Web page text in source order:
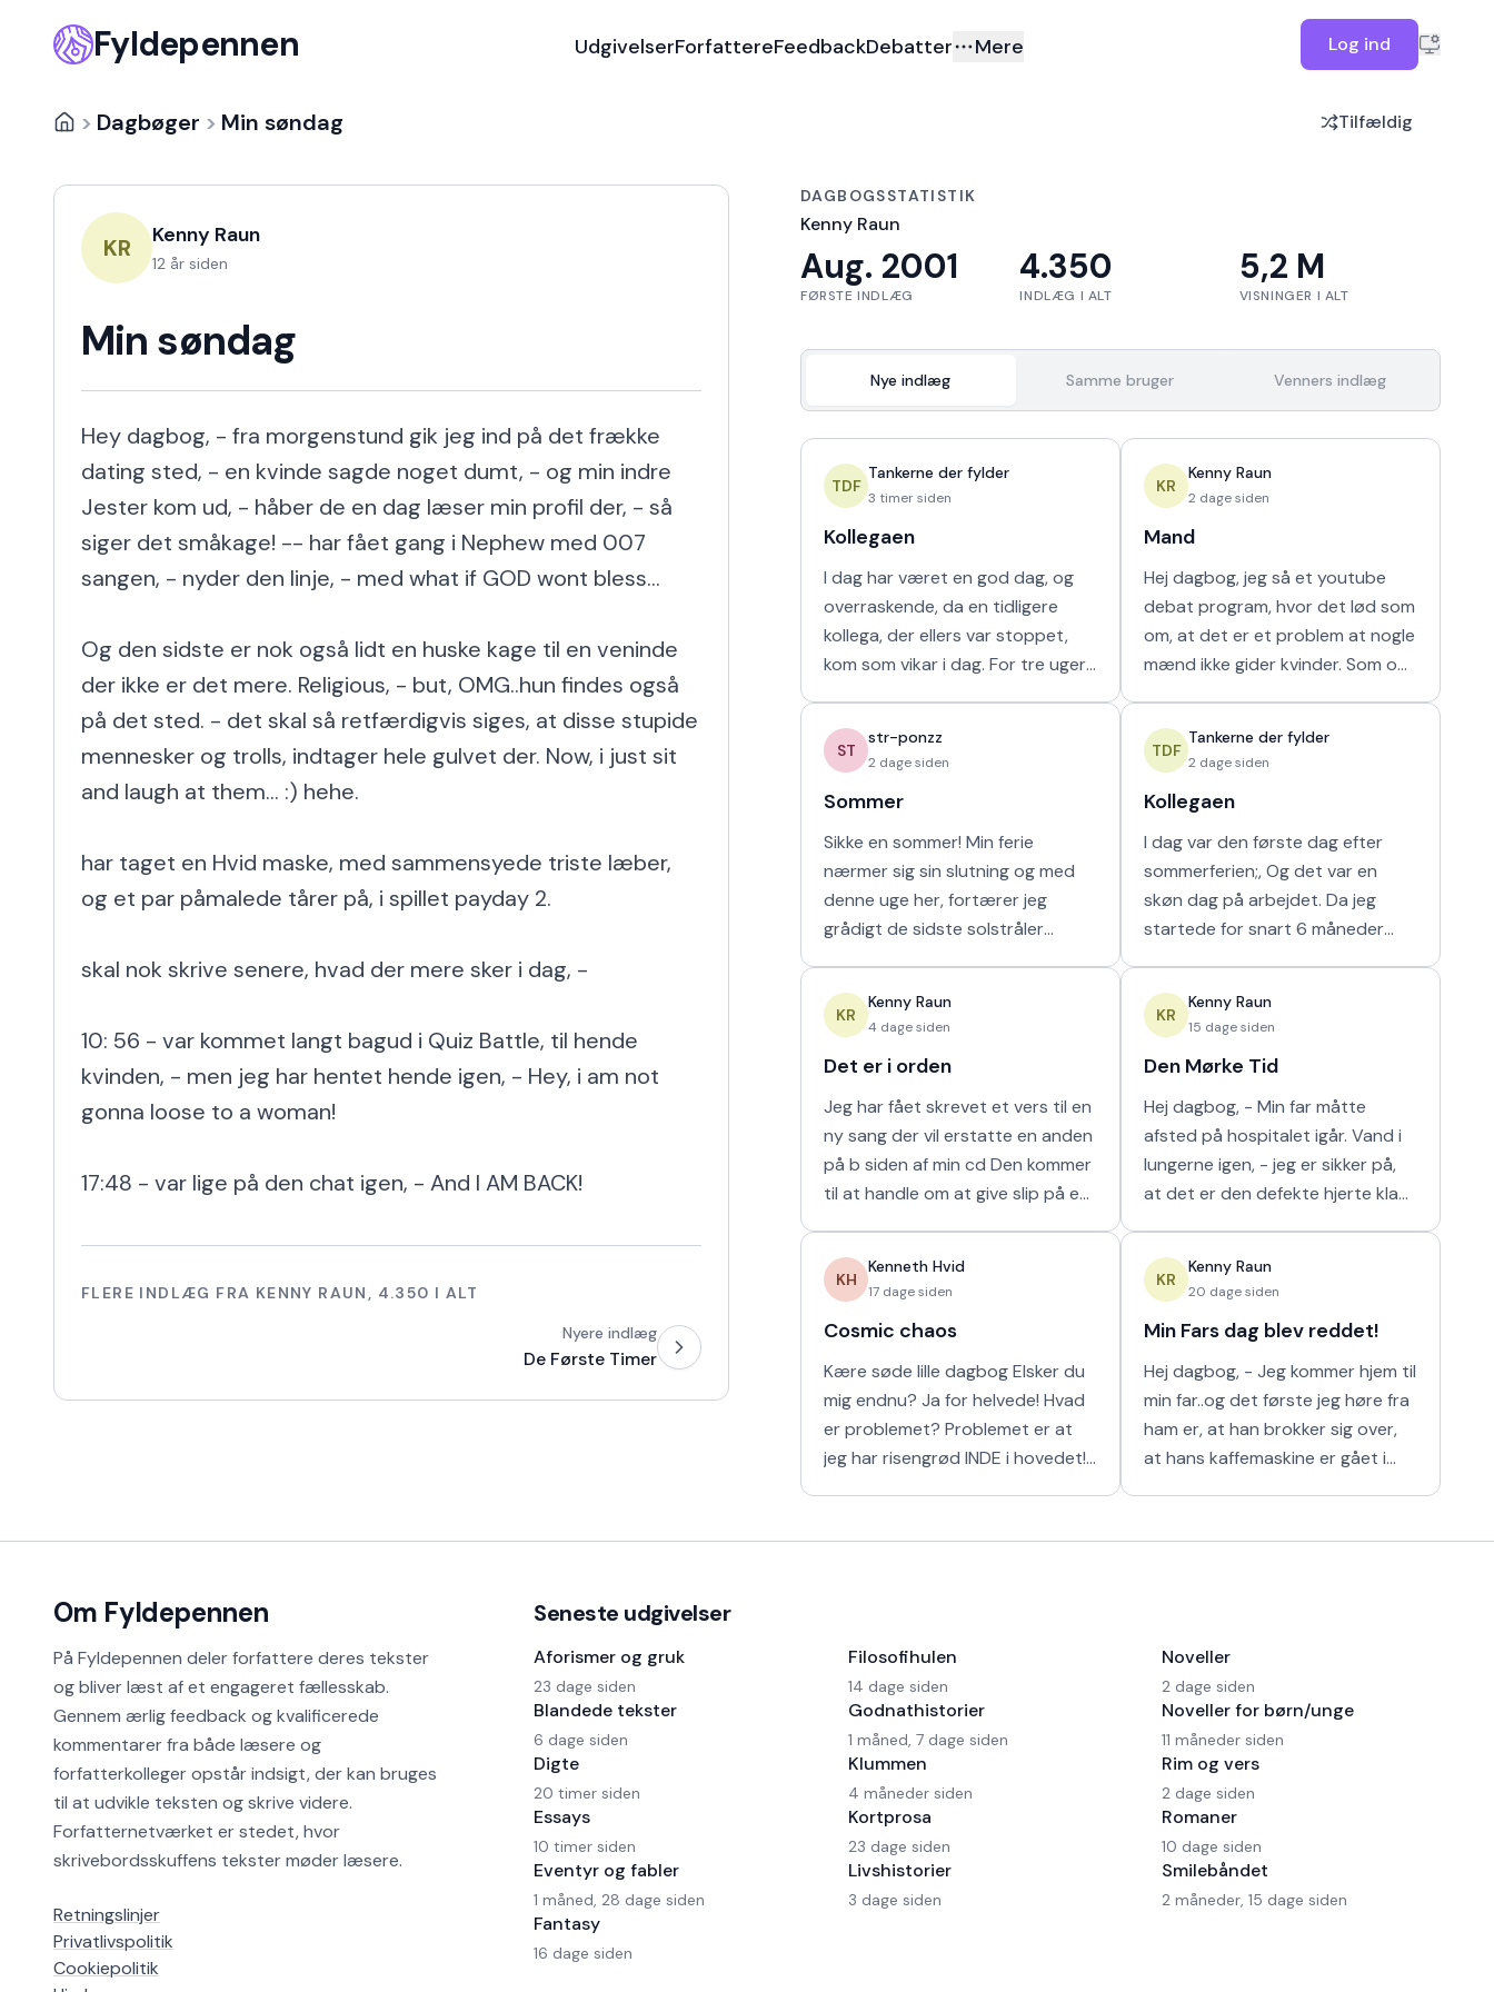
Fyldepennen UdgivelserForfattereFeedbackDebatter Mere Log ind
> Dagbøger > Min søndag Tilfældig
KR Kenny Raun
12 år siden
Min søndag
Hey dagbog, - fra morgenstund gik jeg ind på det frække
dating sted, - en kvinde sagde noget dumt, - og min indre
Jester kom ud, - håber de en dag læser min profil der, - så
siger det småkage! -- har fået gang i Nephew med 007
sangen, - nyder den linje, - med what if GOD wont bless...
Og den sidste er nok også lidt en huske kage til en veninde
der ikke er det mere. Religious, - but, OMG..hun findes også
på det sted. - det skal så retfærdigvis siges, at disse stupide
mennesker og trolls, indtager hele gulvet der. Now, i just sit
and laugh at them... :) hehe.
har taget en Hvid maske, med sammensyede triste læber,
og et par påmalede tårer på, i spillet payday 2.
skal nok skrive senere, hvad der mere sker i dag, -
10: 56 - var kommet langt bagud i Quiz Battle, til hende
kvinden, - men jeg har hentet hende igen, - Hey, i am not
gonna loose to a woman!
17:48 - var lige på den chat igen, - And I AM BACK!
FLERE INDLÆG FRA KENNY RAUN , 4.350 I ALT
Nyere indlæg
De Første Timer
DAGBOGSSTATISTIK
Kenny Raun
Aug. 2001
FØRSTE INDLÆG
4.350
INDLÆG I ALT
5,2 M
VISNINGER I ALT
Nye indlæg Samme bruger Venners indlæg
TDF
Tankerne der fylder
3 timer siden
Kollegaen
I dag har været en god dag, og
overraskende, da en tidligere
kollega, der ellers var stoppet,
kom som vikar i dag. For tre uger
havd
ST
str-ponzz
2 dage siden
Sommer
Sikke en sommer! Min ferie
nærmer sig sin slutning og med
denne uge her, fortærer jeg
grådigt de sidste solstråler
naturligvis er muligt m
KR
Kenny Raun
4 dage siden
Det er i orden
Jeg har fået skrevet et vers til en
ny sang der vil erstatte en anden
på b siden af min cd Den kommer
til at handle om at give slip på en
KH
Kenneth Hvid
17 dage siden
Cosmic chaos
Kære søde lille dagbog Elsker du
mig endnu? Ja for helvede! Hvad
er problemet? Problemet er at
jeg har risengrød INDE i hovedet!
KR
Kenny Raun
2 dage siden
Mand
Hej dagbog, jeg så et youtube
debat program, hvor det lød som
om, at det er et problem at nogle
mænd ikke gider kvinder. Som om
vende den
TDF
Tankerne der fylder
2 dage siden
Kollegaen
I dag var den første dag efter
sommerferien;, Og det var en
skøn dag på arbejdet. Da jeg
startede for snart 6 måneder
naturligt hur
KR
Kenny Raun
15 dage siden
Den Mørke Tid
Hej dagbog, - Min far måtte
afsted på hospitalet igår. Vand i
lungerne igen, - jeg er sikker på,
at det er den defekte hjerte klap
viser
KR
Kenny Raun
20 dage siden
Min Fars dag blev reddet!
Hej dagbog, - Jeg kommer hjem til
min far..og det første jeg høre fra
ham er, at han brokker sig over,
at hans kaffemaskine er gået i
Om Fyldepennen
På Fyldepennen deler forfattere deres tekster
og bliver læst af et engageret fællesskab.
Gennem ærlig feedback og kvalificerede
kommentarer fra både læsere og
forfatterkolleger opstår indsigt, der kan bruges
til at udvikle teksten og skrive videre.
Forfatternetværket er stedet, hvor
skrivebordsskuffens tekster møder læsere.
Retningslinjer
Privatlivspolitik
Cookiepolitik
Seneste udgivelser
Aforismer og gruk
23 dage siden
Blandede tekster
6 dage siden
Digte
20 timer siden
Essays
10 timer siden
Eventyr og fabler
1 måned, 28 dage siden
Fantasy
16 dage siden
Filosofihulen
14 dage siden
Godnathistorier
1 måned, 7 dage siden
Klummen
4 måneder siden
Kortprosa
23 dage siden
Livshistorier
3 dage siden
Noveller
2 dage siden
Noveller for børn/unge
11 måneder siden
Rim og vers
2 dage siden
Romaner
10 dage siden
Smilebåndet
2 måneder, 15 dage siden